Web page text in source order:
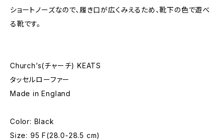
ショートノーズなので、履き口が広くみえるため、靴下の色で遊べ
る靴です。
Church’s(チャーチ) KEATS
タッセルローファー
Made in England
Color: Black
Size: 95 F(28.0-28.5 cm)